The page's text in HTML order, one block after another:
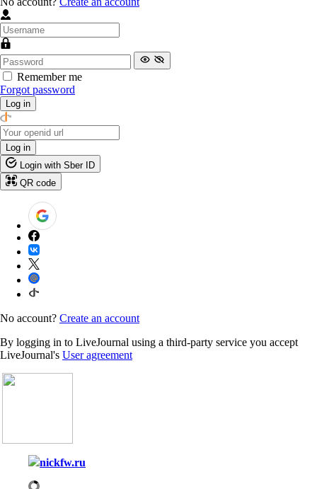
Remember me
Forgot password
Log in
Log in
Login with Sber ID
QR code
No account? Create an account
By logging in to LiveJournal using a third-party service you accept
LiveJournal's User agreement
nickfw.ru